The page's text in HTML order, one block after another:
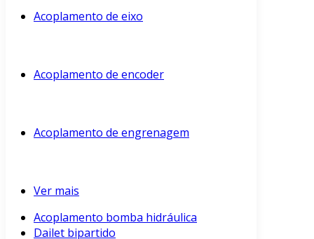
Acoplamento de eixo
Acoplamento de encoder
Acoplamento de engrenagem
Ver mais
Acoplamento bomba hidráulica
Dailet bipartido